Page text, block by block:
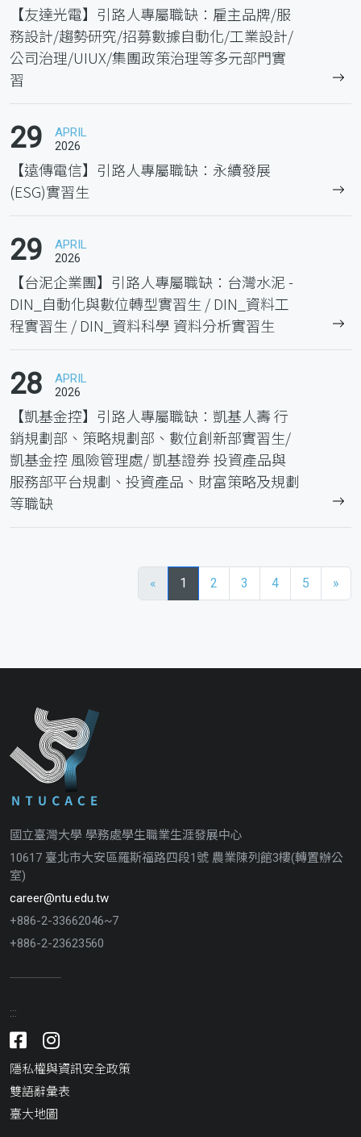
【友達光電】引路人專屬職缺：雇主品牌/服
務設計/趨勢研究/招募數據自動化/工業設計/
公司治理/UIUX/集團政策治理等多元部門實
習
29 APRIL
2026
【遠傳電信】引路人專屬職缺：永續發展
(ESG)實習生
29 APRIL
2026
【台泥企業團】引路人專屬職缺：台灣水泥 -
DIN_自動化與數位轉型實習生 / DIN_資料工
程實習生 / DIN_資料科學 資料分析實習生
28 APRIL
2026
【凱基金控】引路人專屬職缺：凱基人壽 行
銷規劃部、策略規劃部、數位創新部實習生/
凱基金控 風險管理處/ 凱基證券 投資產品與
服務部平台規劃、投資產品、財富策略及規劃
等職缺
« 1 2 3 4 5 »
國立臺灣大學 學務處學生職業生涯發展中心
10617 臺北市大安區羅斯福路四段1號 農業陳列館3樓(轉置辦公
室)
career@ntu.edu.tw
+886-2-33662046~7
+886-2-23623560
:::
Facebook
Instagram
隱私權與資訊安全政策
雙語辭彙表
臺大地圖